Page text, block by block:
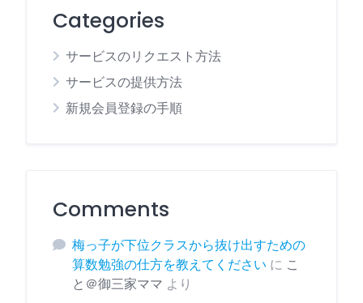
Categories
サービスのリクエスト方法
サービスの提供方法
新規会員登録の手順
Comments
梅っ子が下位クラスから抜け出すための
算数勉強の仕方を教えてください に こ
と＠御三家ママ より